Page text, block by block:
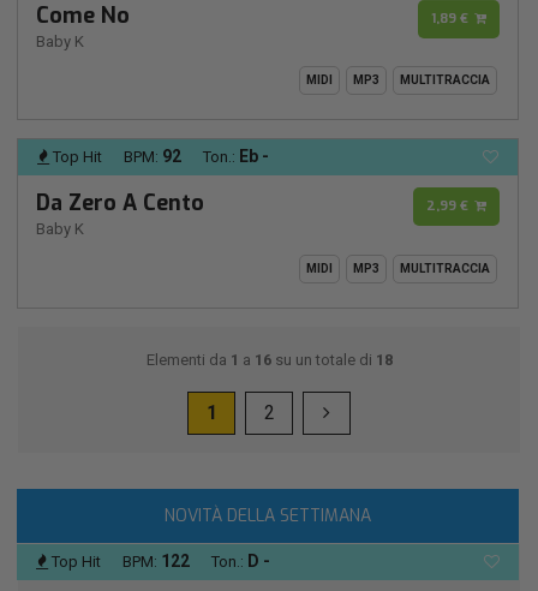
Come No
Baby K
1,89 €
MIDI MP3 MULTITRACCIA
Top Hit BPM: 92 Ton.: Eb -
Da Zero A Cento
Baby K
2,99 €
MIDI MP3 MULTITRACCIA
Elementi da 1 a 16su un totale di 18
1 2
NOVITÀ DELLA SETTIMANA
Top Hit BPM: 122 Ton.: D -